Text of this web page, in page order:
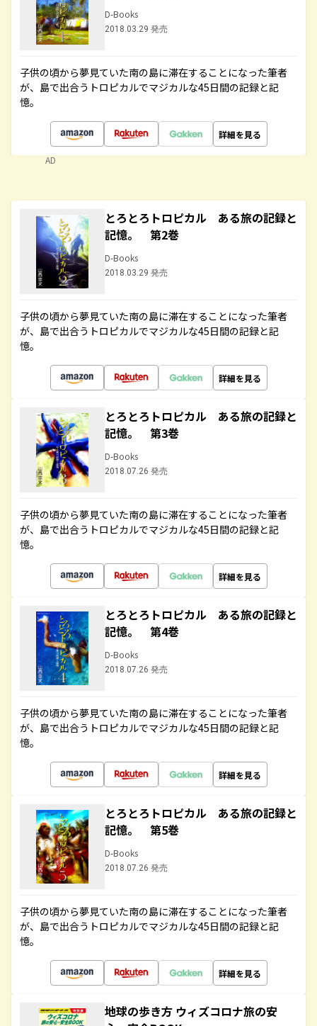
D-Books
2018.03.29 発売
子供の頃から夢見ていた南の島に滞在することになった筆者
が、島で出合うトロピカルでマジカルな45日間の記録と記
憶。
詳細を見る
AD
とろとろトロピカル ある旅の記録と
記憶。 第2巻
D-Books
2018.03.29 発売
子供の頃から夢見ていた南の島に滞在することになった筆者
が、島で出合うトロピカルでマジカルな45日間の記録と記
憶。
詳細を見る
とろとろトロピカル ある旅の記録と
記憶。 第3巻
D-Books
2018.07.26 発売
子供の頃から夢見ていた南の島に滞在することになった筆者
が、島で出合うトロピカルでマジカルな45日間の記録と記
憶。
詳細を見る
とろとろトロピカル ある旅の記録と
記憶。 第4巻
D-Books
2018.07.26 発売
子供の頃から夢見ていた南の島に滞在することになった筆者
が、島で出合うトロピカルでマジカルな45日間の記録と記
憶。
詳細を見る
とろとろトロピカル ある旅の記録と
記憶。 第5巻
D-Books
2018.07.26 発売
子供の頃から夢見ていた南の島に滞在することになった筆者
が、島で出合うトロピカルでマジカルな45日間の記録と記
憶。
詳細を見る
地球の歩き方 ウィズコロナ旅の安